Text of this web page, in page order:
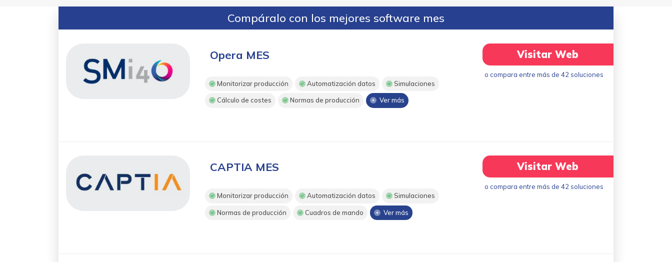
Compáralo con los mejores software mes
Opera MES
Monitorizar producción Automatización datos Simulaciones
Cálculo de costes Normas de producción Ver más
Visitar Web
o compara entre más de 42 soluciones
CAPTIA MES
Monitorizar producción Automatización datos Simulaciones
Normas de producción Cuadros de mando Ver más
Visitar Web
o compara entre más de 42 soluciones